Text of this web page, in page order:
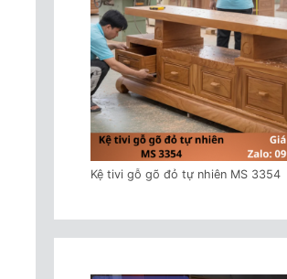
Kệ tivi gỗ gõ đỏ tự nhiên MS 3354